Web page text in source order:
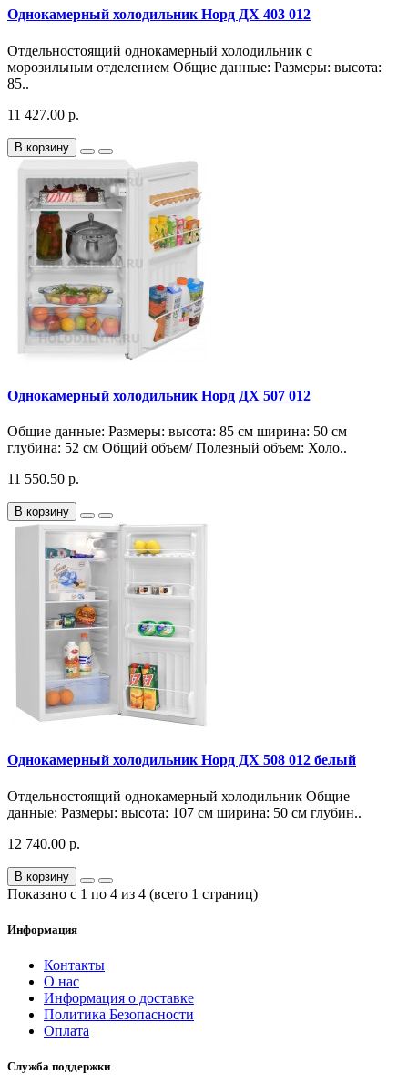
Однокамерный холодильник Норд ДХ 403 012
Отдельностоящий однокамерный холодильник с
морозильным отделением Общие данные: Размеры: высота:
85..
11 427.00 р.
В корзину
Однокамерный холодильник Норд ДХ 507 012
Общие данные: Размеры: высота: 85 см ширина: 50 см
глубина: 52 см Общий объем/ Полезный объем: Холо..
11 550.50 р.
В корзину
Однокамерный холодильник Норд ДХ 508 012 белый
Отдельностоящий однокамерный холодильник Общие
данные: Размеры: высота: 107 см ширина: 50 см глубин..
12 740.00 р.
В корзину
Показано с 1 по 4 из 4 (всего 1 страниц)
Информация
Контакты
О нас
Информация о доставке
Политика Безопасности
Оплата
Служба поддержки